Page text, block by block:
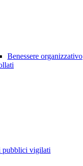
Benessere organizzativo
pubblici vigilati